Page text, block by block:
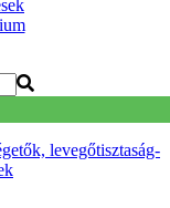
levegőtisztaság-